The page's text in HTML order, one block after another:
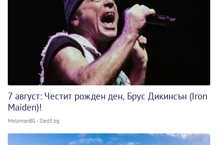
7 август: Честит рожден ден, Брус Дикинсън (Iron
Maiden)!
MelomanBG - Sled5.bg